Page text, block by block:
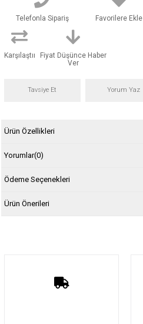
Telefonla Sipariş Favorilere Ekle
Karşılaştır
Fiyat Düşünce Haber
Ver
Tavsiye Et Yorum Yaz
Ürün Özellikleri
Yorumlar(0)
Ödeme Seçenekleri
Ürün Önerileri